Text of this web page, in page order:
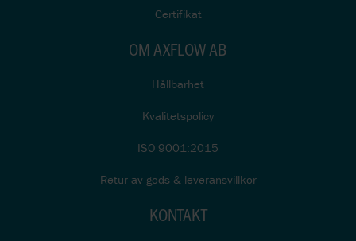
Certifikat
OM AXFLOW AB
Hållbarhet
Kvalitetspolicy
ISO 9001:2015
Retur av gods & leveransvillkor
KONTAKT